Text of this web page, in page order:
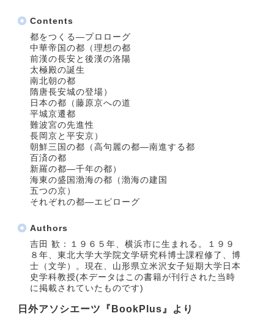
Contents
都をつくる―プロローグ
中華帝国の都（理想の都
前漢の長安と後漢の洛陽
太極殿の誕生
南北朝の都
隋唐長安城の登場）
日本の都（藤原京への道
平城京遷都
難波宮の先進性
長岡京と平安京）
朝鮮三国の都（高句麗の都―南進する都
百済の都
新羅の都―千年の都）
海東の盛国渤海の都（渤海の建国
五つの京）
それぞれの都―エピローグ
Authors
吉田 歓：１９６５年、横浜市に生まれる。１９９
８年、東北大学大学院文学研究科博士課程修了、博
士（文学）。現在、山形県立米沢女子短期大学日本
史学科教授(本データはこの書籍が刊行された当時
に掲載されていたものです)
日外アソシエーツ『BookPlus』より